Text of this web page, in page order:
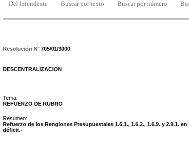
Del Intendente Buscar por texto Buscar por número
Resolución N° 705/01/3000
DESCENTRALIZACION
Tema:
REFUERZO DE RUBRO
Resumen:
Refuerzo de los Renglones Presupuestales 1.6.1., 1.6.2., 1.6.9. y 2.9.1.
déficit.-